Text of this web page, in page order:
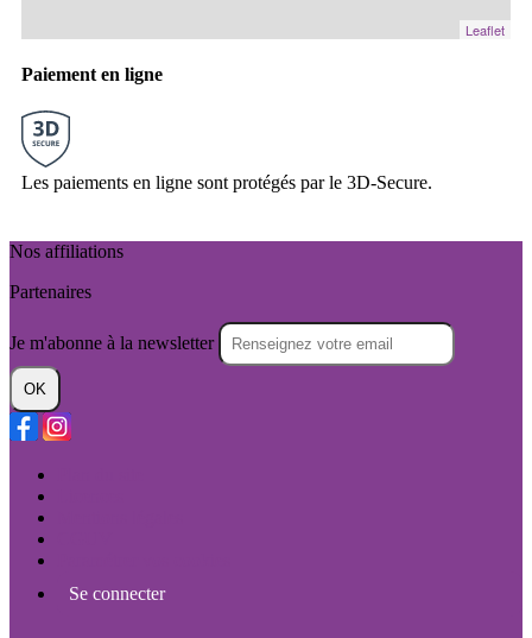
Leaflet
Paiement en ligne
Les paiements en ligne sont protégés par le 3D-Secure.
Nos affiliations
Partenaires
Je m'abonne à la newsletter
OK
Se connecter